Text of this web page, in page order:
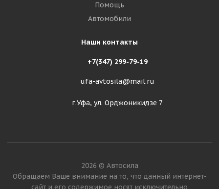
Помощь
Автомобили
Наши контакты
+7(347) 299-79-19
ufa-avtosila@mail.ru
г.Уфа, ул. Орджоникидзе 7
2026 © Автосила
Обращаем Ваше внимание на то, что данный интернет-
сайт и его содержимое носят исключительно